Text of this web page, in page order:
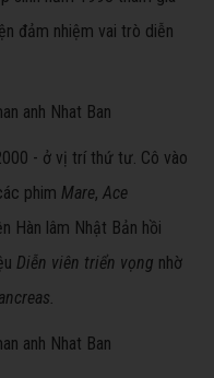
đảm nhiệm vai trò diễn
- ở vị trí thứ tư. Cô vào
phim Mare, Ace
Hàn lâm Nhật Bản hồi
Diễn viên triển vọng nhờ